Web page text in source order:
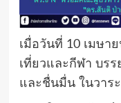
เมื่อวันที่ 10 เมษา
เที่ยวและกีฬา บร
และชื่นมื่น ในวาร